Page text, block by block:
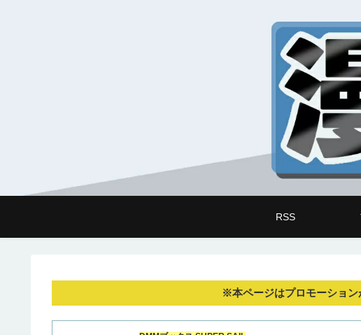
RSS
※本ページはプロモーション